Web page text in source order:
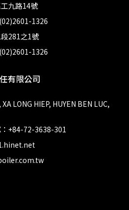
九路14號
1326
281之1號
1326
有限公司
LONG HIEP, HUYEN BEN LUC,
+84-72-3638-301